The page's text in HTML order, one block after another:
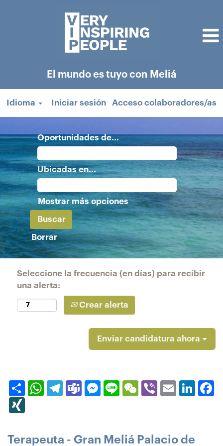
El mundo es tuyo con Meliá
Idioma Iniciar sesión Acceso colaboradores/as
Oportunidades de...
Ubicadas en...
Mostrar más opciones
Borrar
Seleccione la frecuencia (en días) para recibir
una alerta:
Crear alerta
Enviar candidatura ahora
CompartirWhatsApp
Telegram
TeamsMessenger
Line WeChatViberEmail
Terapeuta - Gran Meliá Palacio de